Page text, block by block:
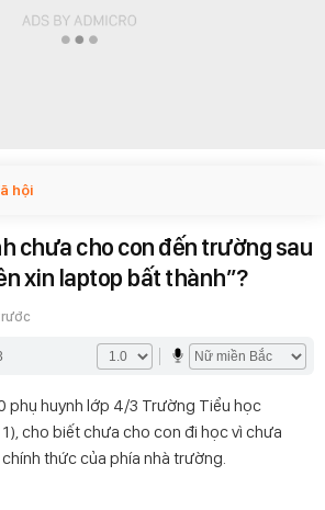
hội
chưa cho con đến trường sau
xin laptop bất thành”?
phụ huynh lớp 4/3 Trường Tiểu học
cho biết chưa cho con đi học vì chưa
thức của phía nhà trường.